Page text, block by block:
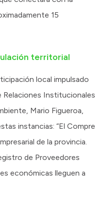
15
territorial
local impulsado
Relaciones Institucionales
Mario Figueroa,
instancias: “El Compre
de la provincia.
de Proveedores
económicas lleguen a